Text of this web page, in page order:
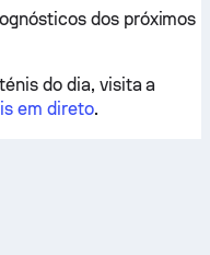
dos próximos
do dia, visita a
em direto.